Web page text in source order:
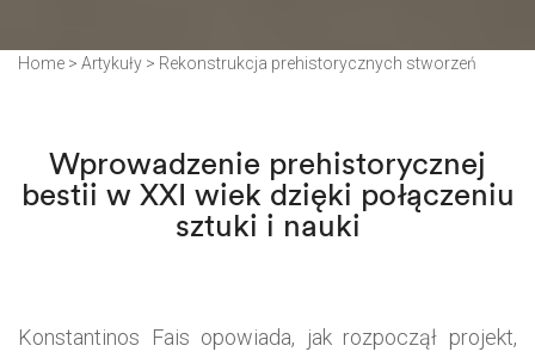
Home > Artykuły > Rekonstrukcja prehistorycznych stworzeń
Wprowadzenie prehistorycznej
bestii w XXI wiek dzięki połączeniu
sztuki i nauki
Konstantinos Fais opowiada, jak rozpoczął projekt,